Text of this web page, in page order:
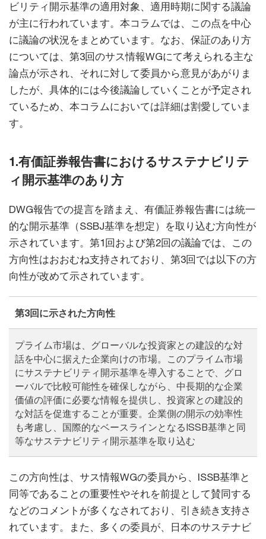
ビリティ開示基準の適用対象、適用時期に関する議論
が主に行われています。本コラムでは、この点を中心
に議論の状況をまとめています。なお、保証のあり方
については、第3回のサス情報WGにて考えられる主な
論点が示され、それに対して委員から意見があがりま
したが、具体的には今後議論していくことが予定され
ているため、本コラムにおいては詳細は割愛していま
す。
1.有価証券報告書におけるサステナビリテ
ィ開示基準のあり方
DWG報告での提言を踏まえ、有価証券報告書には統一
的な開示基準（SSBJ基準を想定）を取り込む方向性が
示されています。第1回および第2回の議論では、この
方向性はおおむね支持されており、第3回では以下の方
向性が改めて示されています。
第3回に示された方向性
プライム市場は、グローバルな投資家との建設的な対
話を中心に据えた企業向けの市場。このプライム市場
にサステナビリティ開示基準を導入することで、グロ
ーバルで比較可能性を確保しながら、中長期的な企業
価値の評価に必要な情報を提供し、投資家との建設的
な対話を促進することが重要。企業側の開示の効率性
も考慮し、国際的なベースラインとなるISSB基準と同
等なサステナビリティ開示基準を取り込む
この方向性は、サス情報WGの委員から、ISSB基準と
同等であることの重要性やそれを前提として賛同する
などのコメントが多くなされており、引き続き支持さ
れています。また、多くの委員が、日本のサステナビ